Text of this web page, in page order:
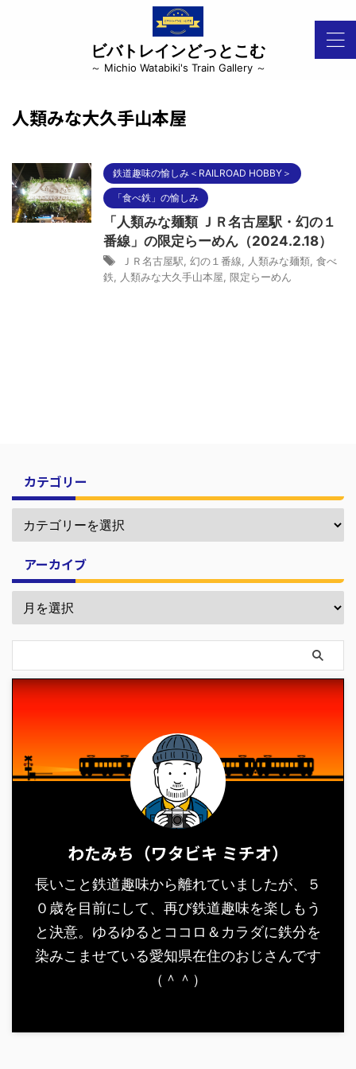
ビバトレインどっとこむ
～ Michio Watabiki's Train Gallery ～
人類みな大久手山本屋
鉄道趣味の愉しみ＜RAILROAD HOBBY＞
「食べ鉄」の愉しみ
「人類みな麺類 ＪＲ名古屋駅・幻の１
番線」の限定らーめん（2024.2.18）
ＪＲ名古屋駅 幻の１番線 人類みな麺類 食べ
鉄
人類みな大久手山本屋 限定らーめん
カテゴリー
アーカイブ
わたみち（ワタビキ ミチオ）
長いこと鉄道趣味から離れていましたが、５
０歳を目前にして、再び鉄道趣味を楽しもう
と決意。ゆるゆるとココロ＆カラダに鉄分を
染みこませている愛知県在住のおじさんです
（＾＾）